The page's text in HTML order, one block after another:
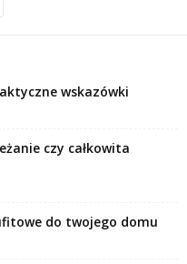
wskazówki
czy całkowita
do twojego domu